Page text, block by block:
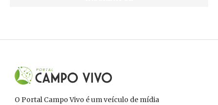
O Portal Campo Vivo é um veículo de mídia